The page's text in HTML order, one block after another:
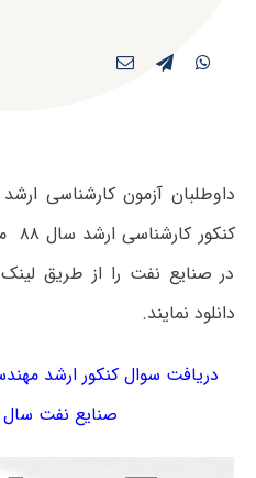
داوطلبان آزمون کارشناسی
در صنایع نفت را از طریق
دانلود نمایند.
دریافت سوال کنکور ارشد
صنایع نفت سال ۱۳۸۸-کد ۱۲۹۰